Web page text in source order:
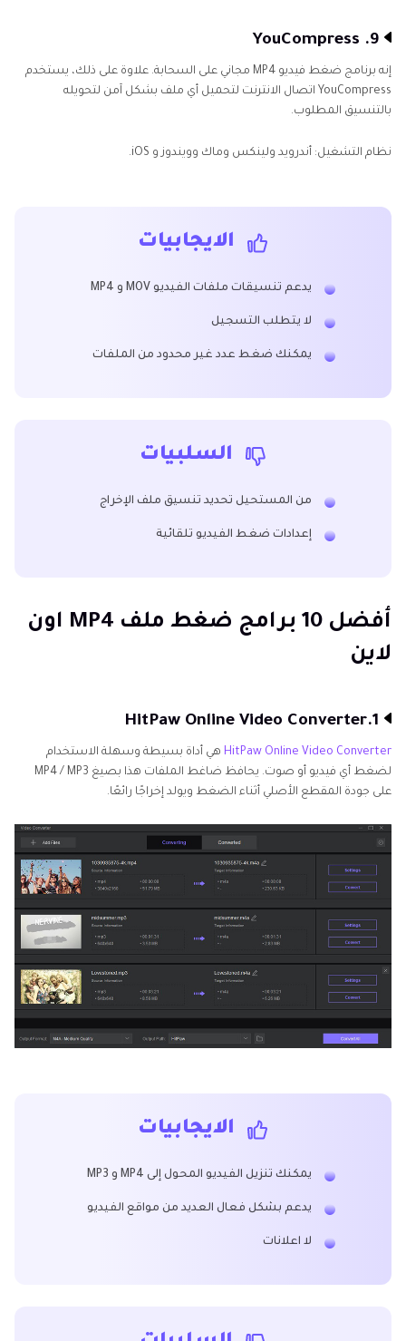
9. YouCompress
إنه برنامج ضغط فيديو MP4 مجاني على السحابة. علاوة على ذلك، يستخدم
YouCompress اتصال الانترنت لتحميل أي ملف بشكل آمن لتحويله
بالتنسيق المطلوب.
نظام التشغيل: أندرويد ولينكس وماك وويندوز و iOS.
الايجابيات
يدعم تنسيقات ملفات الفيديو MOV و MP4
لا يتطلب التسجيل
يمكنك ضغط عدد غير محدود من الملفات
السلبيات
من المستحيل تحديد تنسيق ملف الإخراج
إعدادات ضغط الفيديو تلقائية
أفضل 10 برامج ضغط ملف MP4 اون
لاين
1.HitPaw Online Video Converter
HitPaw Online Video Converter هي أداة بسيطة وسهلة الاستخدام
لضغط أي فيديو أو صوت. يحافظ ضاغط الملفات هذا بصيغ MP4 / MP3
على جودة المقطع الأصلي أثناء الضغط ويولد إخراجًا رائعًا.
الايجابيات
يمكنك تنزيل الفيديو المحول إلى MP4 و MP3
يدعم بشكل فعال العديد من مواقع الفيديو
لا اعلانات